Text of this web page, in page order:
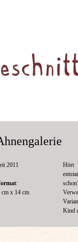
2011
:
cm x 14 cm
Hört
Kind